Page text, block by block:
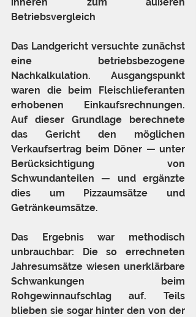
Betriebsvergleich
Das Landgericht versuchte zunächst
eine betriebsbezogene
Nachkalkulation. Ausgangspunkt
waren die beim Fleischlieferanten
erhobenen Einkaufsrechnungen.
Auf dieser Grundlage berechnete
das Gericht den möglichen
Verkaufsertrag beim Döner — unter
Berücksichtigung von
Schwundanteilen — und ergänzte
dies um Pizzaumsätze und
Getränkeumsätze.
Das Ergebnis war methodisch
unbrauchbar: Die so errechneten
Jahresumsätze wiesen unerklärbare
Schwankungen beim
Rohgewinnaufschlag auf. Teils
blieben sie sogar hinter den von der